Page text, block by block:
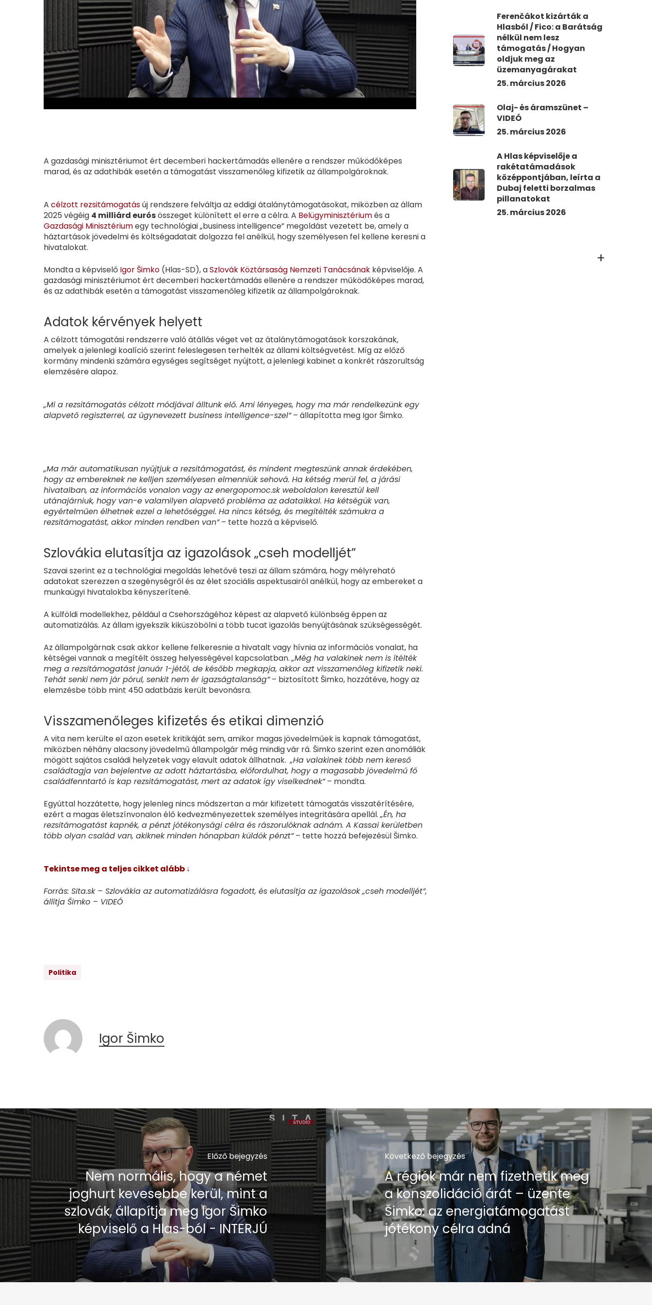
A gazdasági minisztériumot ért decemberi hackertámadás ellenére a rendszer működőképes
marad, és az adathibák esetén a támogatást visszamenőleg kifizetik az állampolgároknak.
Acélzott rezsitámogatásúj rendszere felváltja az eddigi átalánytámogatásokat, miközben az állam
2025 végéig 4 milliárd eurósösszeget különített el erre a célra. A Belügyminisztériumés a
Gazdasági Minisztériumegy technológiai „business intelligence” megoldást vezetett be, amely a
háztartások jövedelmi és költségadatait dolgozza fel anélkül, hogy személyesen fel kellene keresni a
hivatalokat.
Mondta a képviselő Igor Šimko (Hlas-SD), aSzlovák Köztársaság Nemzeti Tanácsának képviselője. A
gazdasági minisztériumot ért decemberi hackertámadás ellenére a rendszer működőképes marad,
és az adathibák esetén a támogatást visszamenőleg kifizetik az állampolgároknak.
Adatok kérvények helyett
A célzott támogatási rendszerre való átállás véget vet az átalánytámogatások korszakának,
amelyek a jelenlegi koalíció szerint feleslegesen terhelték az állami költségvetést. Míg az előző
kormány mindenki számára egységes segítséget nyújtott, a jelenlegi kabinet a konkrét rászorultság
elemzésére alapoz.
„Mi a rezsitámogatás célzott módjával álltunk elő. Ami lényeges, hogy ma már rendelkezünk egy
alapvető regiszterrel, az úgynevezett business intelligence-szel”– állapította meg Igor Šimko.
„Ma már automatikusan nyújtjuk a rezsitámogatást, és mindent megteszünk annak érdekében,
hogy az embereknek ne kelljen személyesen elmenniük sehová. Ha kétség merül fel, a járási
hivatalban, az információs vonalon vagy az energopomoc.sk weboldalon keresztül kell
utánajárniuk, hogy van-e valamilyen alapvető probléma az adataikkal. Ha kétségük van,
egyértelműen élhetnek ezzel a lehetőséggel. Ha nincs kétség, és megítélték számukra a
rezsitámogatást, akkor minden rendben van”– tette hozzá a képviselő.
Szlovákia elutasítja az igazolások „cseh modelljét”
Szavai szerint ez a technológiai megoldás lehetővé teszi az állam számára, hogy mélyreható
adatokat szerezzen a szegénységről és az élet szociális aspektusairól anélkül, hogy az embereket a
munkaügyi hivatalokba kényszerítené.
A külföldi modellekhez, például a Csehországéhoz képest az alapvető különbség éppen az
automatizálás. Az állam igyekszik kiküszöbölni a több tucat igazolás benyújtásának szükségességét.
Az állampolgárnak csak akkor kellene felkeresnie a hivatalt vagy hívnia az információs vonalat, ha
kétségei vannak a megítélt összeg helyességével kapcsolatban.„Még ha valakinek nem is ítélték
meg a rezsitámogatást január 1-jétől, de később megkapja, akkor azt visszamenőleg kifizetik neki.
Tehát senki nem jár pórul, senkit nem ér igazságtalanság”– biztosított Šimko, hozzátéve, hogy az
elemzésbe több mint 450 adatbázis került bevonásra.
Visszamenőleges kifizetés és etikai dimenzió
A vita nem kerülte el azon esetek kritikáját sem, amikor magas jövedelműek is kapnak támogatást,
miközben néhány alacsony jövedelmű állampolgár még mindig vár rá. Šimko szerint ezen anomáliák
mögött sajátos családi helyzetek vagy elavult adatok állhatnak.„Ha valakinek több nem kereső
családtagja van bejelentve az adott háztartásba, előfordulhat, hogy a magasabb jövedelmű fő
családfenntartó is kap rezsitámogatást, mert az adatok így viselkednek”– mondta.
Egyúttal hozzátette, hogy jelenleg nincs módszertan a már kifizetett támogatás visszatérítésére,
ezért a magas életszínvonalon élő kedvezményezettek személyes integritására apellál.„Én, ha
rezsitámogatást kapnék, a pénzt jótékonysági célra és rászorulóknak adnám. A Kassai kerületben
több olyan család van, akiknek minden hónapban küldök pénzt”– tette hozzá befejezésül Šimko.
Tekintse meg a teljes cikket alább ↓
Forrás: Sita.sk – Szlovákia az automatizálásra fogadott, és elutasítja az igazolások „cseh modelljét”,
állítja Šimko – VIDEÓ
Politika
Igor Šimko
Ferenčákot kizárták a
Hlasból / Fico: a Barátság
nélkül nem lesz
támogatás / Hogyan
oldjuk meg az
üzemanyagárakat
25. március 2026
Olaj- és áramszünet –
VIDEÓ
25. március 2026
A Hlas képviselője a
rakétatámadások
középpontjában, leírta a
Dubaj feletti borzalmas
pillanatokat
25. március 2026
+
Előző bejegyzés
Nem normális, hogy a német
joghurt kevesebbe kerül, mint a
szlovák, állapítja meg Igor Šimko
képviselő a Hlas-ból - INTERJÚ
Következő bejegyzés
A régiók már nem fizethetik meg
a konszolidáció árát – üzente
Šimko: az energiatámogatást
jótékony célra adná